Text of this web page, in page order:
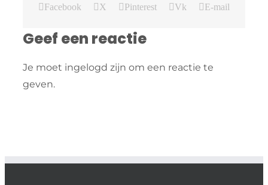
Facebook X Pinterest Vk E-mail
Geef een reactie
Je moet ingelogd zijn om een reactie te
geven.